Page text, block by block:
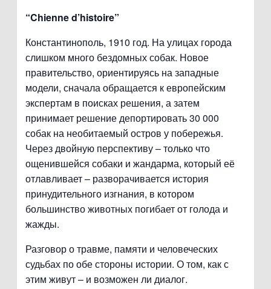
“Chienne d’histoire”
Константинополь, 1910 год. На улицах города
слишком много бездомных собак. Новое
правительство, ориентируясь на западные
модели, сначала обращается к европейским
экспертам в поисках решения, а затем
принимает решение депортировать 30 000
собак на необитаемый остров у побережья.
Через двойную перспективу – только что
ощенившейся собаки и жандарма, который её
отлавливает – разворачивается история
принудительного изгнания, в котором
большинство животных погибает от голода и
жажды.
Разговор о травме, памяти и человеческих
судьбах по обе стороны истории. О том, как с
этим живут – и возможен ли диалог.